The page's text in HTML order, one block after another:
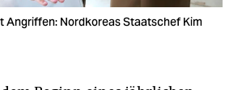
Angriffen: Nordkoreas Staatschef Kim